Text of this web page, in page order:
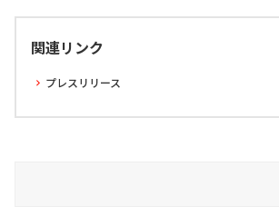
関連リンク
プレスリリース